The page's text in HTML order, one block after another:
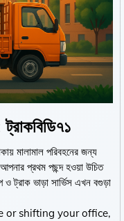
মালামাল পরিবহনের জন্য
আপনার প্রথম পছন্দ হওয়া উচিত
ট্রাক ভাড়া সার্ভিস এখন বগুড়া
or shifting your office,